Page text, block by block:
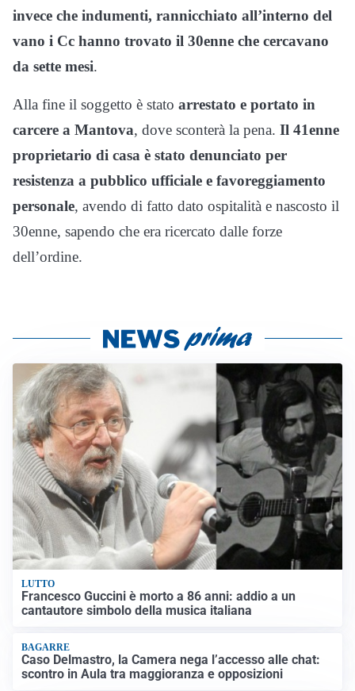
invece che indumenti, rannicchiato all’interno del
vano i Cc hanno trovato il 30enne che cercavano
da sette mesi.
Alla fine il soggetto è stato arrestato e portato in
carcere a Mantova, dove sconterà la pena. Il 41enne
proprietario di casa è stato denunciato per
resistenza a pubblico ufficiale e favoreggiamento
personale, avendo di fatto dato ospitalità e nascosto il
30enne, sapendo che era ricercato dalle forze
dell’ordine.
LUTTO
Francesco Guccini è morto a 86 anni: addio a un
cantautore simbolo della musica italiana
BAGARRE
Caso Delmastro, la Camera nega l’accesso alle chat:
scontro in Aula tra maggioranza e opposizioni